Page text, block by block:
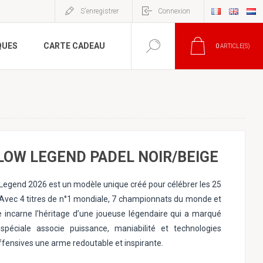
S'enregistrer Connexion
CARTE CADEAU 0ARTICLE(S)
LEGEND PADEL NOIR/BEIGE
2026 est un modèle unique créé pour célébrer les 25
4 titres de n°1 mondiale, 7 championnats du monde et
l’héritage d’une joueuse légendaire qui a marqué
associe puissance, maniabilité et technologies
une arme redoutable et inspirante.